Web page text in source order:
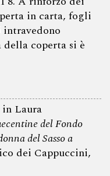
in carta, fogli
intravedono
coperta si è
Laura
del Fondo
del Sasso a
dei Cappuccini,